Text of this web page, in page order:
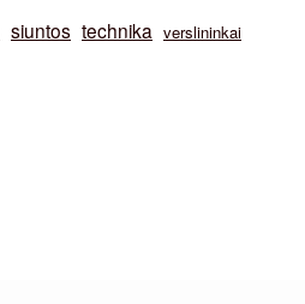
siuntos technika verslininkai